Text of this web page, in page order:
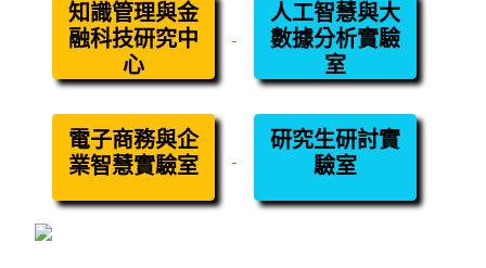
知識管理與金
融科技研究中
心
人工智慧與大
數據分析實驗
室
電子商務與企
業智慧實驗室
研究生研討實
驗室